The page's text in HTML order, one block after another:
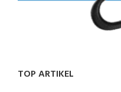
TOP ARTIKEL